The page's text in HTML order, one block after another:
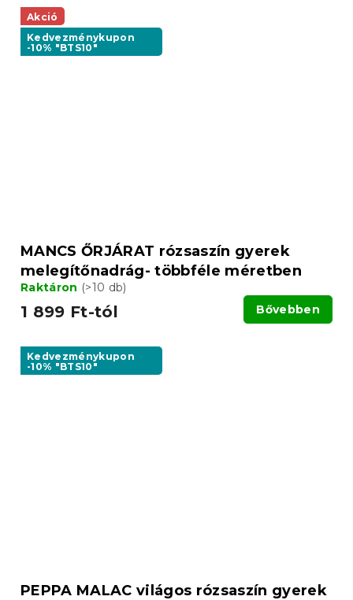
Akció
Kedvezménykupon
-10% "BTS10"
MANCS ŐRJÁRAT rózsaszín gyerek
melegítőnadrág- többféle méretben
Raktáron (>10 db)
1 899 Ft-tól Bővebben
Kedvezménykupon
-10% "BTS10"
PEPPA MALAC világos rózsaszín gyerek